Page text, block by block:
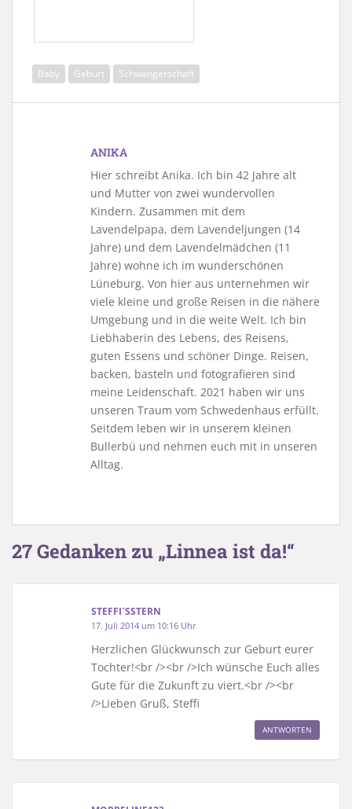
Baby Geburt Schwangerschaft
ANIKA
Hier schreibt Anika. Ich bin 42 Jahre alt
und Mutter von zwei wundervollen
Kindern. Zusammen mit dem
Lavendelpapa, dem Lavendeljungen (14
Jahre) und dem Lavendelmädchen (11
Jahre) wohne ich im wunderschönen
Lüneburg. Von hier aus unternehmen wir
viele kleine und große Reisen in die nähere
Umgebung und in die weite Welt. Ich bin
Liebhaberin des Lebens, des Reisens,
guten Essens und schöner Dinge. Reisen,
backen, basteln und fotografieren sind
meine Leidenschaft. 2021 haben wir uns
unseren Traum vom Schwedenhaus erfüllt.
Seitdem leben wir in unserem kleinen
Bullerbü und nehmen euch mit in unseren
Alltag.
27 Gedanken zu „Linnea ist da!“
STEFFI´SSTERN
17. Juli 2014 um 10:16 Uhr
Herzlichen Glückwunsch zur Geburt eurer
Tochter!<br /><br />Ich wünsche Euch alles
Gute für die Zukunft zu viert.<br /><br
/>Lieben Gruß, Steffi
ANTWORTEN